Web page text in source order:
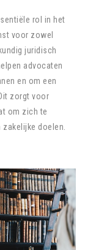
rol in het
voor zowel
juridisch
advocaten
en om een
zorgt voor
om zich te
doelen.